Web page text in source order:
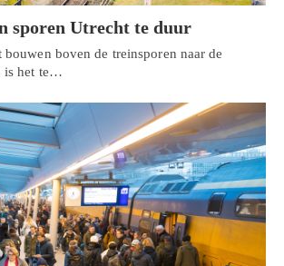
sporen Utrecht te duur
boven de treinsporen naar de
is het te…